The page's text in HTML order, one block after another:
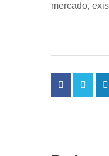
mercado,